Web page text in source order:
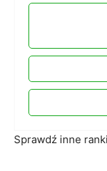
Sprawdź inne